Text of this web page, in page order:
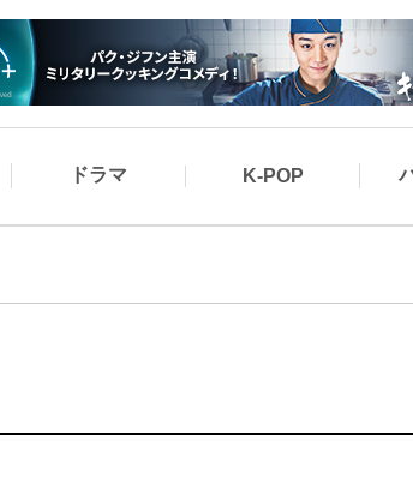
ドラマ K-POP